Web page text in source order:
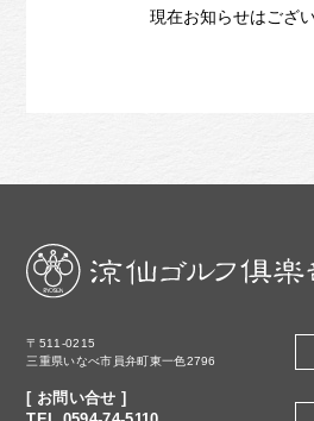
現在お知らせはござい
〒511-0215
三重県いなべ市員弁町東一色2796
[ お問い合せ ]